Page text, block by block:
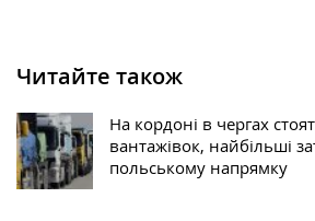
Читайте також
На кордоні в чергах
вантажівок, найбільші
польському напрямку